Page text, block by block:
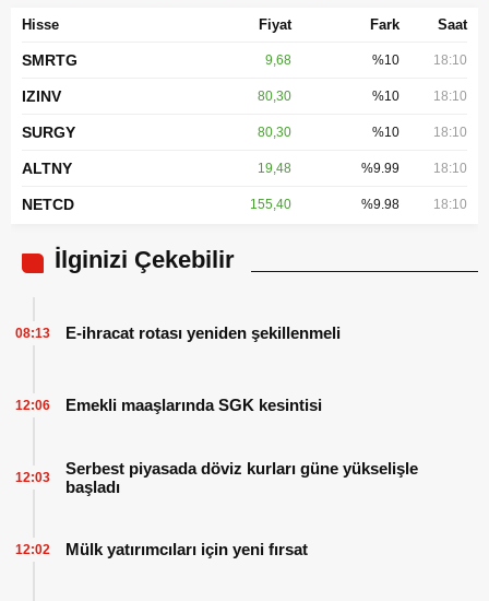
Hisse Fiyat Fark Saat
SMRTG 9,68 %10 18:10
IZINV 80,30 %10 18:10
SURGY 80,30 %10 18:10
ALTNY 19,48 %9.99 18:10
NETCD 155,40 %9.98 18:10
İlginizi Çekebilir
E-ihracat rotası yeniden şekillenmeli
08:13
Emekli maaşlarında SGK kesintisi
12:06
Serbest piyasada döviz kurları güne yükselişle
başladı
12:03
Mülk yatırımcıları için yeni fırsat
12:02